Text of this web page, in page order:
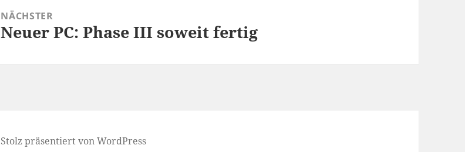
NÄCHSTER
Nächster
Neuer PC: Phase III soweit fertig
Stolz präsentiert von WordPress